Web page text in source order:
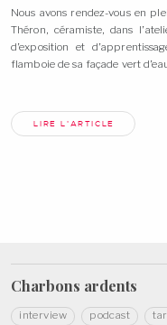
Nous avons rendez-vous en
Théron, céramiste, dans
d’exposition et
flamboie de sa façade vert
LIRE L'ARTICLE
Charbons ardents
interview podcast